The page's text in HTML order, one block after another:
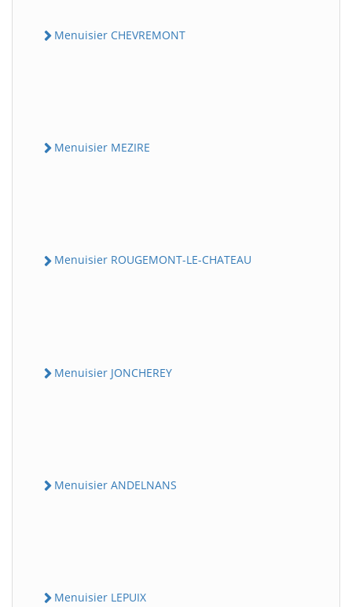
Menuisier CHEVREMONT
Menuisier MEZIRE
Menuisier ROUGEMONT-LE-CHATEAU
Menuisier JONCHEREY
Menuisier ANDELNANS
Menuisier LEPUIX